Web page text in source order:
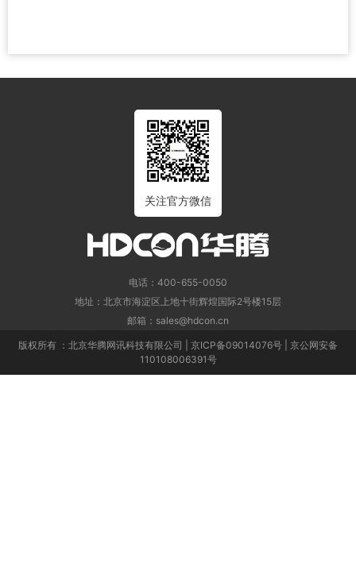
关注官方微信
电话：400-655-0050
地址：北京市海淀区上地十街辉煌国际2号楼15层
邮箱：sales@hdcon.cn
版权所有 ：北京华腾网讯科技有限公司 | 京ICP备09014076号 | 京公网安备
110108006391号